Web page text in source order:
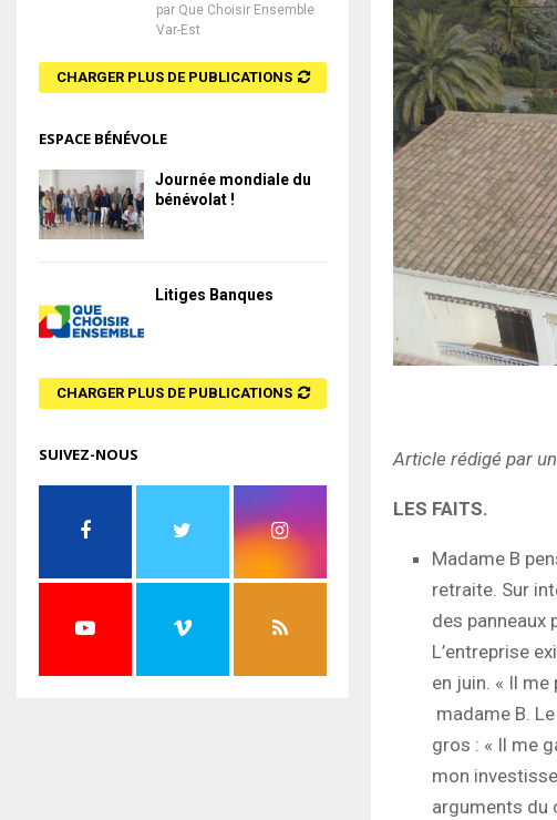
Article rédigé par
LES FAITS.
Madame B
retraite. Sur
des panneaux
L’entreprise
en juin. « Il me
madame B.
gros : « Il me
mon
arguments du
par Que Choisir Ensemble
Var-Est
CHARGER PLUS DE PUBLICATIONS
ESPACE BÉNÉVOLE
Journée mondiale du
bénévolat !
Litiges Banques
CHARGER PLUS DE PUBLICATIONS
SUIVEZ-NOUS